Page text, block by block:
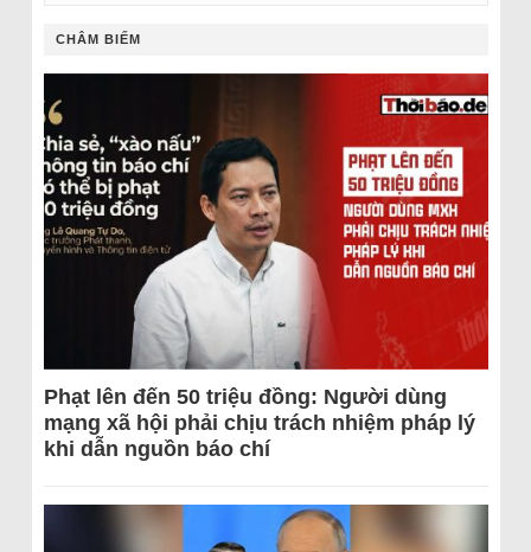
CHÂM BIẾM
Phạt lên đến 50 triệu đồng: Người dùng
mạng xã hội phải chịu trách nhiệm pháp lý
khi dẫn nguồn báo chí